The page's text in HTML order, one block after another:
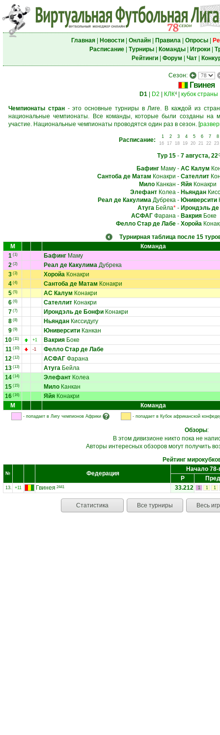
Главная| Новости| Онлайн| Правила| Опросы|
Расписание| Турниры| Команды| Игроки|
Рейтинги| Форум Чат|
Сезон:
Гвинея
D1 D2 КЛК4| кубок страны
Чемпионаты стран- это основные турниры в Лиге. В каждой из
национальные чемпионаты. Все команды, которые были созданы на
участие. Национальные чемпионаты проводятся один раз в сезон. [
Расписание: 1 2 3 4 5 6 7
8
16
17 18 19 20 21 22 23
Тур 15- 7 августа, 22
БафингМаму- АС Калум
Сантоба де Матам Конакри - Сателлит
МилоКанкан - ЯйяКонакри
ЭлефантКолеа- Ньяндан
Реал де КакулимаДубрека- Юниверсити
АтугаБейла*- Ирондэль
АСФАГФарана- ВакрияБоке
Фелло Стар де Лабе- Хоройа
Турнирная таблица после 15
М
Команда
1 (1) Бафинг Маму
2 (2) Реал де Какулима Дубрека
3 (3) Хоройа Конакри
4 (4) Сантоба де Матам Конакри
5 (5) АС Калум Конакри
6 (6) Сателлит Конакри
7 (7) Ирондэль де Бонфи Конакри
8 (8) Ньяндан Киссидугу
9 (9) Юниверсити Канкан
10 (11) +1 Вакрия Боке
11 (10) -1
Фелло Стар де Лабе
12 (12) АСФАГ Фарана
13 (13) Атуга Бейла
14 (14) Элефант Колеа
15 (15) Мило Канкан
16 (16) Яйя Конакри
М
Команда
- попадает в Лигу чемпионов Африки - попадает в Кубок африканской
Обзоры:
В этом дивизионе никто пока не
Авторы интересных обзоров могут получить
Рейтинг
№ Федерация
Начало 78-
Р
13. +11 Гвинея 2441 33.212 1 1 1
Статистика Все турниры Весь